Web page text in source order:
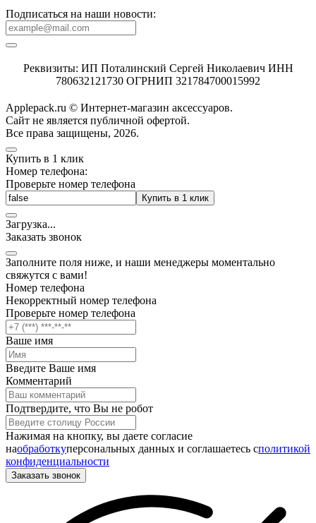
Подписаться на наши новости:
Реквизиты: ИП Поталинский Сергей Николаевич ИНН
780632121730 ОГРНИП 321784700015992
Applepack.ru © Интернет-магазин аксессуаров.
Cайт не является публичной офертой.
Все права защищены, 2026.
Купить в 1 клик
Номер телефона:
Проверьте номер телефона
Купить в 1 клик
Загрузка...
Заказать звонок
Заполните поля ниже, и наши менеджеры моментально
свяжутся с вами!
Номер телефона
Некорректный номер телефона
Проверьте номер телефона
Ваше имя
Введите Ваше имя
Комментарий
Подтвердите, что Вы не робот
Нажимая на кнопку, вы даете согласие
наобработкуперсональных данных и соглашаетесь cполитикой
конфиденциальности
Заказать звонок